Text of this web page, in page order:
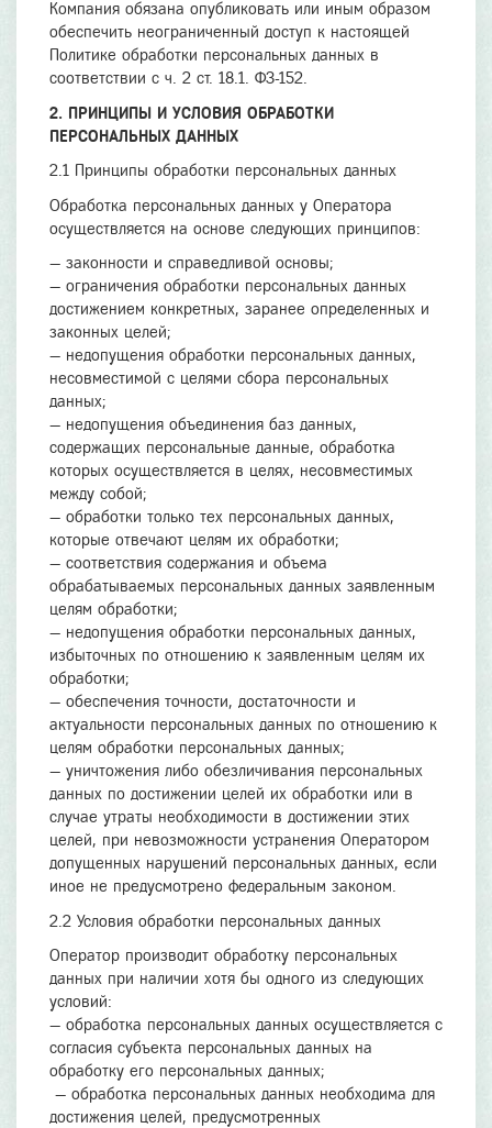
Компания обязана опубликовать или иным образом
обеспечить неограниченный доступ к настоящей
Политике обработки персональных данных в
соответствии с ч. 2 ст. 18.1. ФЗ-152.
2. ПРИНЦИПЫ И УСЛОВИЯ ОБРАБОТКИ
ПЕРСОНАЛЬНЫХ ДАННЫХ
2.1 Принципы обработки персональных данных
Обработка персональных данных у Оператора
осуществляется на основе следующих принципов:
— законности и справедливой основы;
— ограничения обработки персональных данных
достижением конкретных, заранее определенных и
законных целей;
— недопущения обработки персональных данных,
несовместимой с целями сбора персональных
данных;
— недопущения объединения баз данных,
содержащих персональные данные, обработка
которых осуществляется в целях, несовместимых
между собой;
— обработки только тех персональных данных,
которые отвечают целям их обработки;
— соответствия содержания и объема
обрабатываемых персональных данных заявленным
целям обработки;
— недопущения обработки персональных данных,
избыточных по отношению к заявленным целям их
обработки;
— обеспечения точности, достаточности и
актуальности персональных данных по отношению к
целям обработки персональных данных;
— уничтожения либо обезличивания персональных
данных по достижении целей их обработки или в
случае утраты необходимости в достижении этих
целей, при невозможности устранения Оператором
допущенных нарушений персональных данных, если
иное не предусмотрено федеральным законом.
2.2 Условия обработки персональных данных
Оператор производит обработку персональных
данных при наличии хотя бы одного из следующих
условий:
— обработка персональных данных осуществляется с
согласия субъекта персональных данных на
обработку его персональных данных;
— обработка персональных данных необходима для
достижения целей, предусмотренных